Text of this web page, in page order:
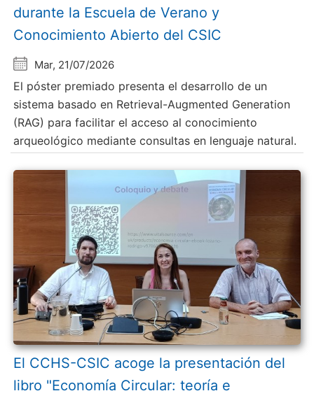
durante la Escuela de Verano y
Conocimiento Abierto del CSIC
Mar, 21/07/2026
El póster premiado presenta el desarrollo de un
sistema basado en Retrieval-Augmented Generation
(RAG) para facilitar el acceso al conocimiento
arqueológico mediante consultas en lenguaje natural.
El CCHS-CSIC acoge la presentación del
libro "Economía Circular: teoría e